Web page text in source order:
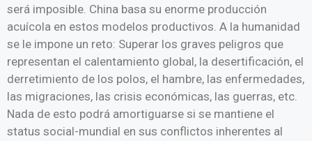
será imposible. China basa su enorme producción
acuícola en estos modelos productivos. A la humanidad
se le impone un reto: Superar los graves peligros que
representan el calentamiento global, la desertificación, el
derretimiento de los polos, el hambre, las enfermedades,
las migraciones, las crisis económicas, las guerras, etc.
Nada de esto podrá amortiguarse si se mantiene el
status social-mundial en sus conflictos inherentes al